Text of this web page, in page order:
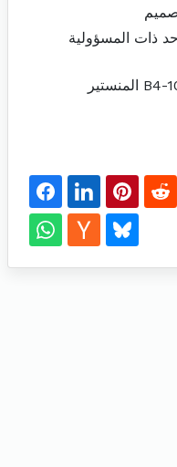
ذات المسؤولية